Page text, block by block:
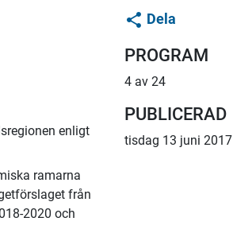
enligt
ramarna
från
2020 och
Dela
PROGRAM
4 av 24
PUBLICERAD
tisdag 13 juni 2017